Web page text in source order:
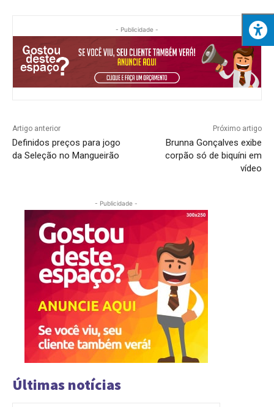
- Publicidade -
Artigo anterior
Definidos preços para jogo
da Seleção no Mangueirão
Próximo artigo
Brunna Gonçalves exibe
corpão só de biquíni em
vídeo
- Publicidade -
Últimas notícias